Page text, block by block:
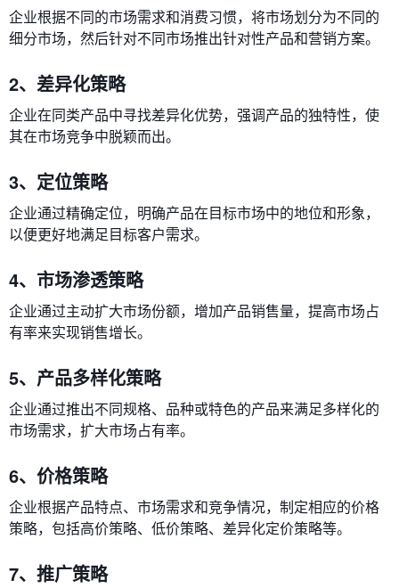
企业根据不同的市场需求和消费习惯，将市场划分为不同的
细分市场，然后针对不同市场推出针对性产品和营销方案。
2、差异化策略
企业在同类产品中寻找差异化优势，强调产品的独特性，使
其在市场竞争中脱颖而出。
3、定位策略
企业通过精确定位，明确产品在目标市场中的地位和形象，
以便更好地满足目标客户需求。
4、市场渗透策略
企业通过主动扩大市场份额，增加产品销售量，提高市场占
有率来实现销售增长。
5、产品多样化策略
企业通过推出不同规格、品种或特色的产品来满足多样化的
市场需求，扩大市场占有率。
6、价格策略
企业根据产品特点、市场需求和竞争情况，制定相应的价格
策略，包括高价策略、低价策略、差异化定价策略等。
7、推广策略